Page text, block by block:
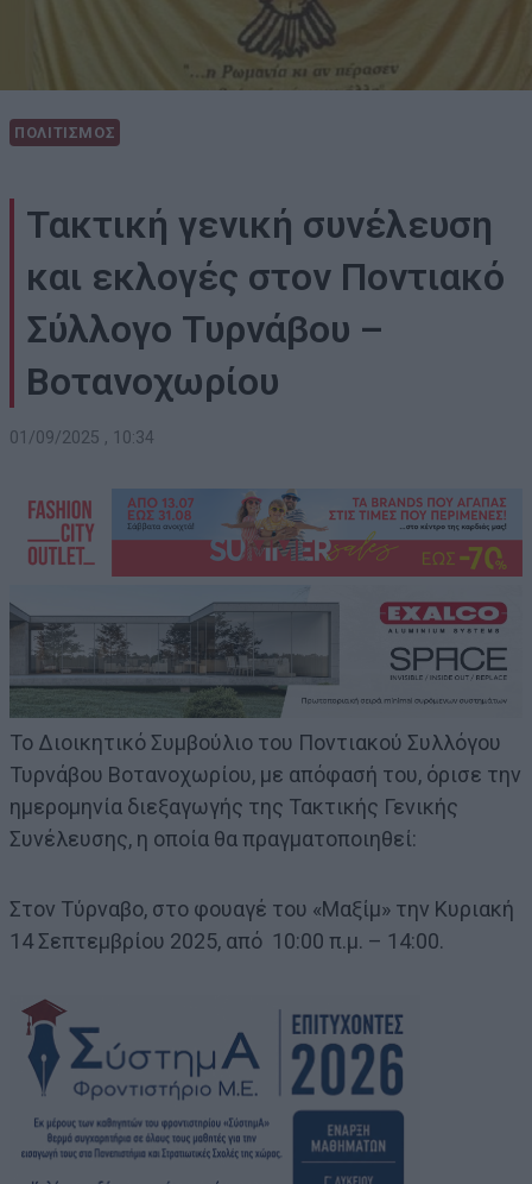
ΠΟΛΙΤΙΣΜΟΣ
Τακτική γενική συνέλευση
και εκλογές στον Ποντιακό
Σύλλογο Τυρνάβου –
Βοτανοχωρίου
01/09/2025 , 10:34
Το Διοικητικό Συμβούλιο του Ποντιακού Συλλόγου
Τυρνάβου Βοτανοχωρίου, με απόφασή του, όρισε την
ημερομηνία διεξαγωγής της Τακτικής Γενικής
Συνέλευσης, η οποία θα πραγματοποιηθεί:
Στον Τύρναβο, στο φουαγέ του «Μαξίμ» την Κυριακή
14 Σεπτεμβρίου 2025, από 10:00 π.μ. – 14:00.